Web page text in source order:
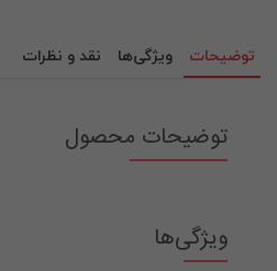
توضیحات ویژگی‌ها نقد و نظرات
توضیحات محصول
ویژگی‌ها